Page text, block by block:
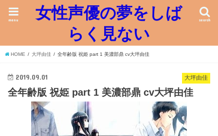
女性声優の夢をしば
らく見ない
search
menu
HOME 大坪由佳 全年齢版 祝姫 part 1 美濃部鼎 cv大坪由佳
大坪由佳
2019.09.01
全年齢版 祝姫 part 1 美濃部鼎 cv大坪由佳